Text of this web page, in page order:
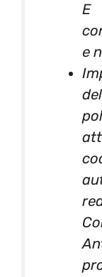
E
e